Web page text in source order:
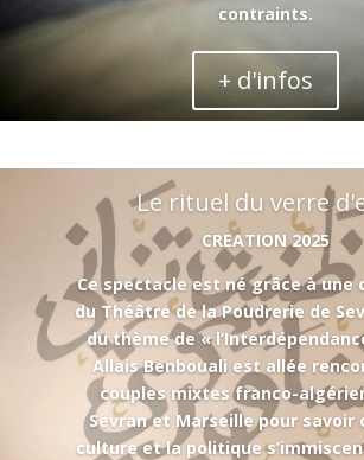
contraints.
+ d'infos
Le rituel du verre
CREATION 2025
Ce spectacle est né grâce à une
du Théâtre de la Poudrerie de
du thème de «
Allais Benbouali est allée
couples mixtes franco-
Sevran et Marseille pour savoir
culture et la politique